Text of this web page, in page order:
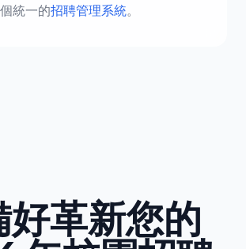
統一的招聘管理系統。
好革新您的